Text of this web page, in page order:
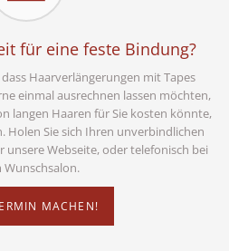
für eine feste Bindung?
Haarverlängerungen mit Tapes
einmal ausrechnen lassen möchten,
langen Haaren für Sie kosten könnte,
Holen Sie sich Ihren unverbindlichen
Webseite, oder telefonisch bei
Wunschsalon.
MACHEN!